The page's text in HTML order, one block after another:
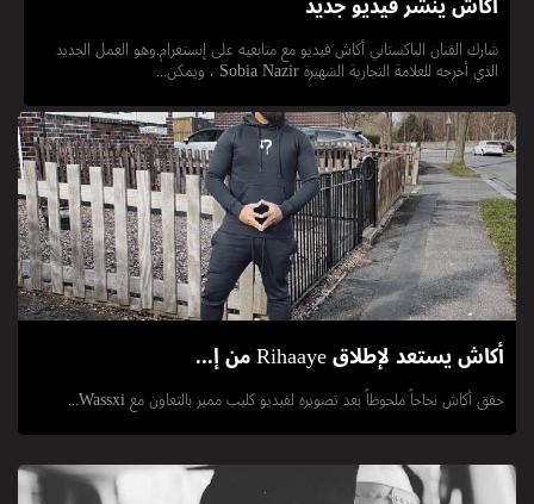
شارك الفنان الباكستاني أكاش فيديو مع متابعيه على إنستغرام.وهو العمل الجديد
الذي أخرجه للعلامة التجارية الشهيرة Sobia Nazir ، ويمكن...
أكاش يستعد لإطلاق Rihaaye من إ...
حقق أكاش نجاحاً ملحوظاً بعد تصويره لفيديو كليب مميز بالتعاون مع Wassxi...